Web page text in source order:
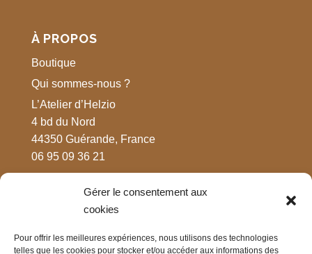
Gérer le consentement aux
cookies
Pour offrir les meilleures expériences, nous utilisons des technologies
telles que les cookies pour stocker et/ou accéder aux informations des
À PROPOS
Boutique
Qui sommes-nous ?
L’Atelier d’Helzio
4 bd du Nord
44350 Guérande, France
06 95 09 36 21
MENTIONS LÉGALES
Mentions légales